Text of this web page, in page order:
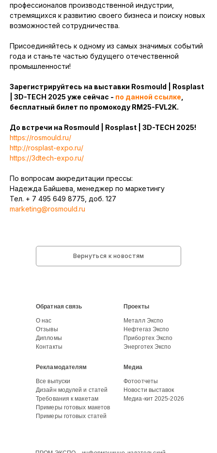
профессионалов производственной индустрии,
стремящихся к развитию своего бизнеса и поиску новых
возможностей сотрудничества.
Присоединяйтесь к одному из самых значимых событий
года и станьте частью будущего отечественной
промышленности!
Зарегистрируйтесь на выставки Rosmould | Rosplast
| 3D-TECH 2025 уже сейчас - по данной ссылке
бесплатный билет по промокоду RM25-FVL2K.
До встречи на Rosmould | Rosplast | 3D-TECH 2025!
https://rosmould.ru/
http://rosplast-expo.ru/
https://3dtech-expo.ru/
По вопросам аккредитации прессы:
Надежда Байшева, менеджер по маркетингу
Тел. + 7 495 649 8775, доб. 127
marketing@rosmould.ru
Вернуться к новостям
Новости выставок
Фотоотчеты
Контакты
Обратная связь
О нас
Отзывы
Дипломы
Проекты
Металл Экспо
Нефтегаз Экспо
Прибортех Экспо
Энерготех Экспо
Рекламодателям
Все выпуски
Дизайн модулей и статей
Требования к макетам
Примеры готовых макетов
Медиа
Медиа-кит 2025-2026
Примеры готовых статей